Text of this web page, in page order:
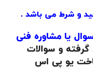
یا مشاوره فنی
و سوالات
یو پی اس